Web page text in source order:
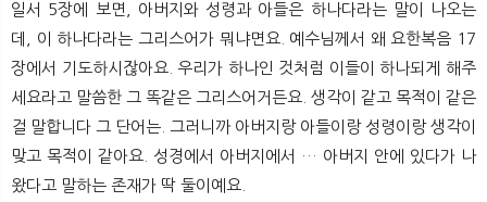
일서 5장에 보면, 아버지와 성령과 아들은 하나다라는 말이 나오는
데, 이 하나다라는 그리스어가 뭐냐면요. 예수님께서 왜 요한복음 17
장에서 기도하시잖아요. 우리가 하나인 것처럼 이들이 하나되게 해주
세요라고 말씀한 그 똑같은 그리스어거든요. 생각이 같고 목적이 같은
걸 말합니다 그 단어는. 그러니까 아버지랑 아들이랑 성령이랑 생각이
맞고 목적이 같아요. 성경에서 아버지에서 … 아버지 안에 있다가 나
왔다고 말하는 존재가 딱 둘이예요.